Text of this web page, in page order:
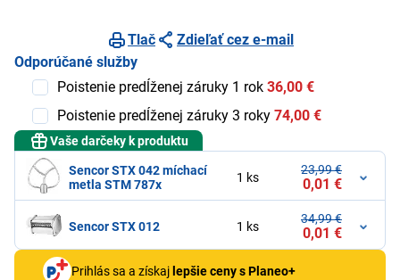
Tlač
Zdieľať cez e-mail
Odporúčané služby
Poistenie predĺženej záruky 1 rok 36,00 €
Poistenie predĺženej záruky 3 roky 74,00 €
Vaše darčeky k produktu
Sencor STX 042 míchací
metla STM 787x
1 ks
23,99 €
0,01 €
Sencor STX 012 1 ks
34,99 €
0,01 €
Prihlás sa a získaj lepšie ceny s Planeo+